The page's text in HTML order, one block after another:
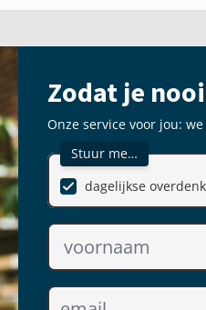
Zodat je
Onze service voor jou:
Stuur me…
dagelijkse